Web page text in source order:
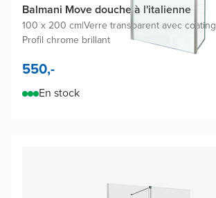
Balmani Move douche à l'italienne
100 x 200 cm|Verre transparent avec coating
Profil chrome brillant
550,-
En stock